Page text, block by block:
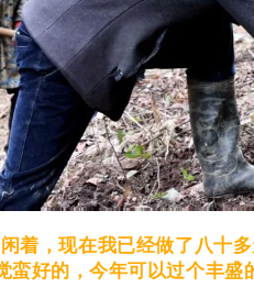
着，现在我已经做了八十
蛮好的，今年可以过个丰盛